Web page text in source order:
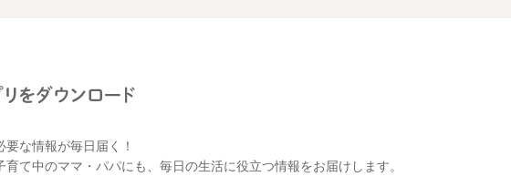
な情報が毎日届く！
て中のママ・パパにも、毎日の生活に役立つ情報をお届けします。